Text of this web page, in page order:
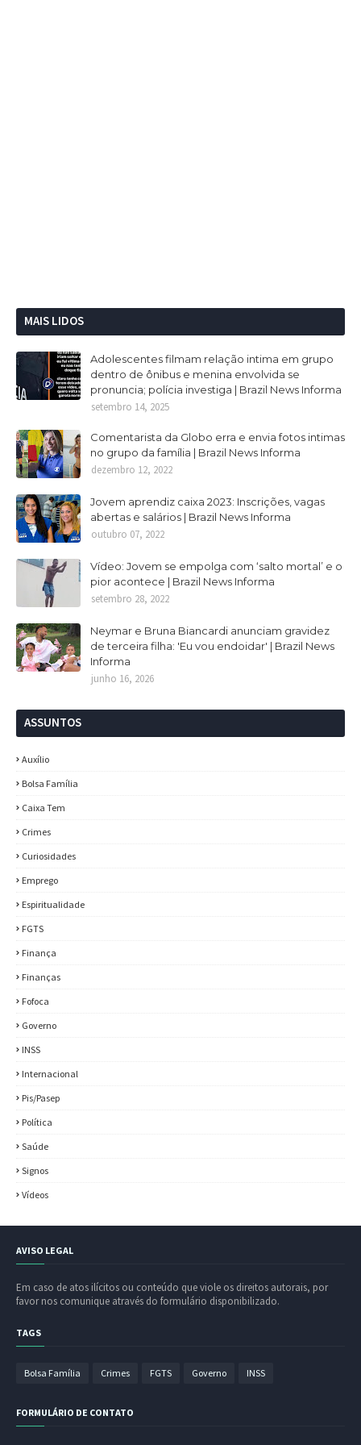
MAIS LIDOS
Adolescentes filmam relação intima em grupo
dentro de ônibus e menina envolvida se
pronuncia; polícia investiga | Brazil News Informa
setembro 14, 2025
Comentarista da Globo erra e envia fotos intimas
no grupo da família | Brazil News Informa
dezembro 12, 2022
Jovem aprendiz caixa 2023: Inscrições, vagas
abertas e salários | Brazil News Informa
outubro 07, 2022
Vídeo: Jovem se empolga com ‘salto mortal’ e o
pior acontece | Brazil News Informa
setembro 28, 2022
Neymar e Bruna Biancardi anunciam gravidez
de terceira filha: 'Eu vou endoidar' | Brazil News
Informa
junho 16, 2026
ASSUNTOS
Auxílio
Bolsa Família
Caixa Tem
Crimes
Curiosidades
Emprego
Espiritualidade
FGTS
Finança
Finanças
Fofoca
Governo
INSS
Internacional
Pis/Pasep
Política
Saúde
Signos
Vídeos
AVISO LEGAL
Em caso de atos ilícitos ou conteúdo que viole os direitos autorais, por
favor nos comunique através do formulário disponibilizado.
TAGS
Bolsa Família Crimes FGTS Governo INSS
FORMULÁRIO DE CONTATO